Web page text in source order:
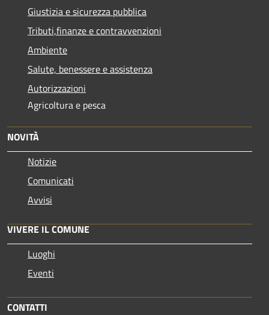
Giustizia e sicurezza pubblica
Tributi,finanze e contravvenzioni
Ambiente
Salute, benessere e assistenza
Autorizzazioni
Agricoltura e pesca
NOVITÀ
Notizie
Comunicati
Avvisi
VIVERE IL COMUNE
Luoghi
Eventi
CONTATTI